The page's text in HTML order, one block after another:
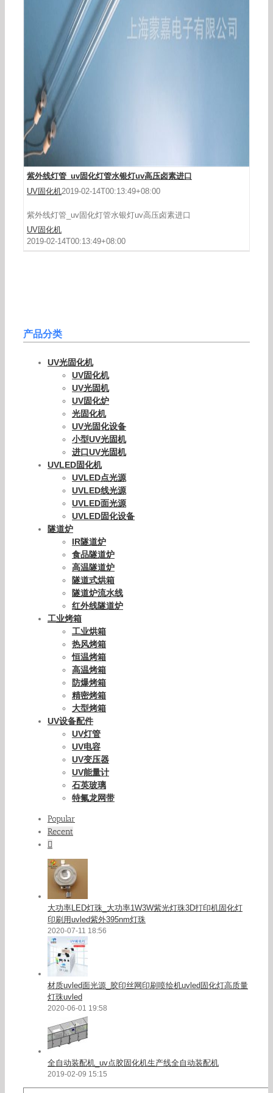
紫外线灯管_uv固化灯管水银灯uv高压卤素进口
UV固化机2019-02-14T00:13:49+08:00
紫外线灯管_uv固化灯管水银灯uv高压卤素进口
UV固化机
2019-02-14T00:13:49+08:00
产品分类
UV光固化机
UV固化机
UV光固机
UV固化炉
光固化机
UV光固化设备
小型UV光固机
进口UV光固机
UVLED固化机
UVLED点光源
UVLED线光源
UVLED面光源
UVLED固化设备
隧道炉
IR隧道炉
食品隧道炉
高温隧道炉
隧道式烘箱
隧道炉流水线
红外线隧道炉
工业烤箱
工业烘箱
热风烤箱
恒温烤箱
高温烤箱
防爆烤箱
精密烤箱
大型烤箱
UV设备配件
UV灯管
UV电容
UV变压器
UV能量计
石英玻璃
特氟龙网带
Popular
Recent
大功率LED灯珠_大功率1W3W紫光灯珠3D打印机固化灯
印刷用uvled紫外395nm灯珠
2020-07-11 18:56
材质uvled面光源_胶印丝网印刷喷绘机uvled固化灯高质量
灯珠uvled
2020-06-01 19:58
全自动装配机_uv点胶固化机生产线全自动装配机
2019-02-09 15:15